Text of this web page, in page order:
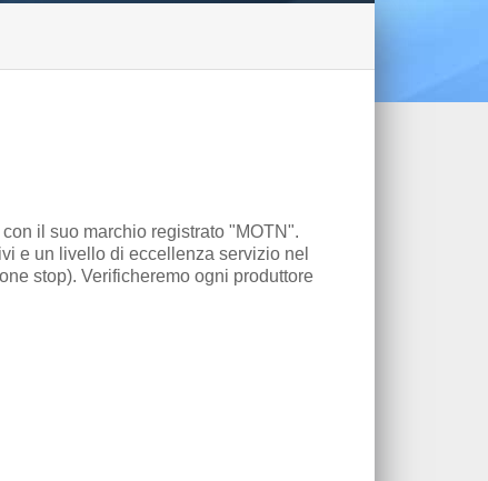
il suo marchio registrato "MOTN".
e un livello di eccellenza servizio nel
stop). Verificheremo ogni produttore